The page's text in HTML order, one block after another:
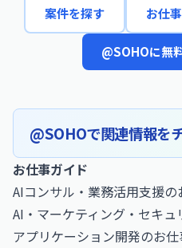
案件を探す お仕
@SOHOに無
@SOHOで関連情報を
お仕事ガイド
AIコンサル・業務活用支援の
AI・マーケティング・セキュ
アプリケーション開発のお